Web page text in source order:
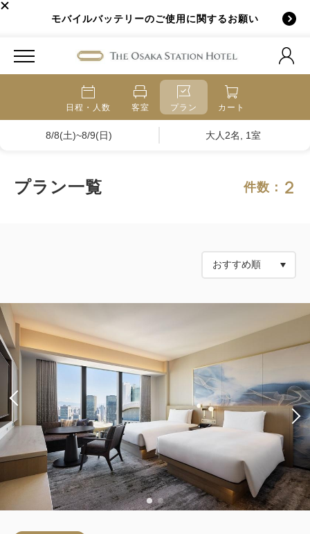
モバイルバッテリーのご使用に関するお願い
日程・人数 客室 プラン カート
8/8(土)~8/9(日) 大人2名, 1室
プラン一覧 件数： 2